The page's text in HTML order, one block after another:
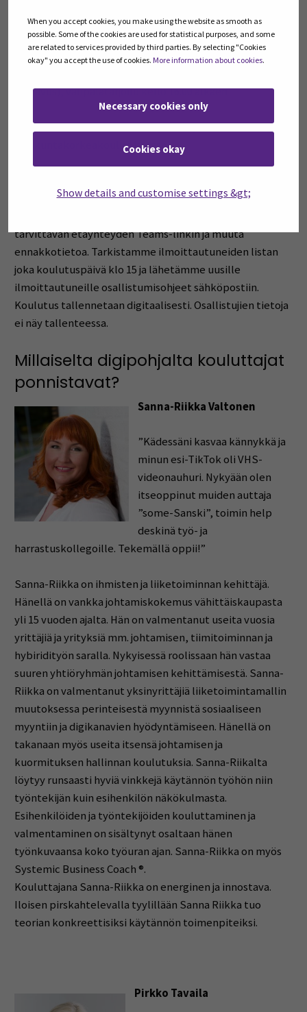
When you accept cookies, you make using the website as smooth as
possible. Some of the cookies are used for statistical purposes, and some
are related to services provided by third parties. By selecting "Cookies
okay" you accept the use of cookies. More information about cookies.
Necessary cookies only
Cookies okay
Show details and customise settings &gt;
kello 16.00 alkaen
tulen Kauhavan yhteiskatsomoon, Loppusuora 20.
Välipalatarjoilu kello 16.00 alkaen
Alavus), välipalatarjoilu kello 16.00 alkaen
Yhteiskatsomot toteutetaan yhteistyössä SeAMK
Maakuntakorkeakoulun kanssa.
päivä ennen tapahtumaa muistutusviestin
tarvittavan etäyhteyden Teams-linkin ja muuta
ennakkotietoa. Tarkistamme ilmoittautuneiden listan
joka koulutuspäivä klo 15 ja lähetämme uusille
ilmoittautuneille osallistumisohjeet sähköpostiin.
Koulutus tallennetaan digitaalisesti. Osallistujien tietoja
ei näy tallenteessa.
Millaiselta digipohjalta kouluttajat
ponnistavat?
Sanna-Riikka Valtonen
”Kädessäni kasvaa kännykkä ja
minun esi-TikTok oli VHS-
videonauhuri. Nykyään olen
itseoppinut muiden auttaja
”some-Sanski”, toimin help
deskinä työ- ja
harrastuskollegoille. Tekemällä oppii!”
Sanna-Riikka on ihmisten ja liiketoiminnan kehittäjä.
Hänellä on vankka johtamiskokemus vähittäiskaupasta
yli 15 vuoden ajalta. Hän on valmentanut useita vuosia
yrittäjiä ja yrityksiä mm. johtamisen, tiimitoiminnan ja
hybiridityön saralla. Nykyisessä roolissaan hän vastaa
suuren yhtiöryhmän johtamisen kehittämisestä. Sanna-
Riikka on valmentanut yksinyrittäjiä liiketoimintamallin
muutoksessa perinteisestä myynnistä sosiaaliseen
myyntiin ja digikanavien hyödyntämiseen. Hänellä on
takanaan myös useita itsensä johtamisen ja
kuormituksen hallinnan koulutuksia. Sanna-Riikalta
löytyy runsaasti hyviä vinkkejä käytännön työhön niin
työntekijän kuin esihenkilön näkökulmasta.
Esihenkilöiden ja työntekijöiden kouluttaminen ja
valmentaminen on sisältynyt osaltaan hänen
työnkuvaansa koko työuran ajan. Sanna-Riikka on myös
Systemic Business Coach ®.
Kouluttajana Sanna-Riikka on energinen ja innostava.
Iloisen pirskahtelevalla tyylillään Sanna Riikka tuo
teorian konkreettisiksi käytännön toimenpiteiksi.
Pirkko Tavaila